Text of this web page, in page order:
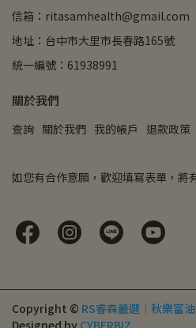
信箱：ritasamhealth@gmail.com
地址：台中市大里市長春路165號
統一編號：61938991
關於我們
查詢 關於我們 我的帳戶 退款政策
如您有合作意願，歡迎填寫表單，將
Copyright © RS睿森嚴選｜秋樂富
Designed by CYBERBIZ